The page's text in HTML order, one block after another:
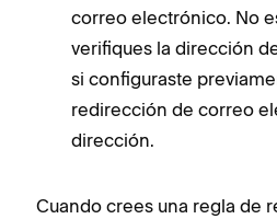
correo electrónico. No
verifiques la dirección
si configuraste
redirección de correo
dirección.
Cuando crees una regla de